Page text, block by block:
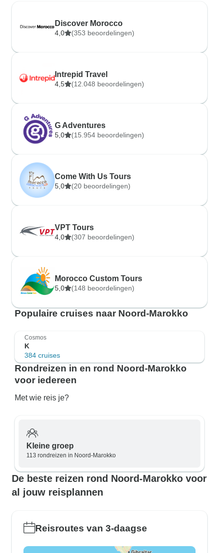
Discover Morocco
4,0 (353 beoordelingen)
Intrepid Travel
4,5 (12.048 beoordelingen)
G Adventures
5,0 (15.954 beoordelingen)
Come With Us Tours
5,0 (20 beoordelingen)
VPT Tours
4,0 (307 beoordelingen)
Morocco Custom Tours
5,0 (148 beoordelingen)
Populaire cruises naar Noord-Marokko
Cosmos
K
384 cruises
Rondreizen in en rond Noord-Marokko
voor iedereen
Met wie reis je?
Kleine groep
113 rondreizen in Noord-Marokko
De beste reizen rond Noord-Marokko voor
al jouw reisplannen
Reisroutes van 3-daagse